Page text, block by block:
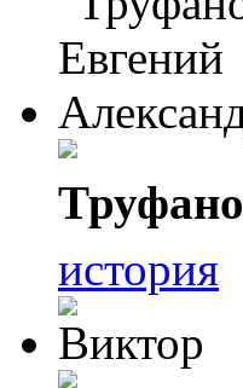
история